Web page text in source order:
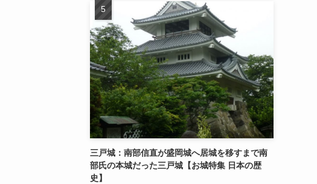
三戸城：南部信直が盛岡城へ居城を移すまで南
部氏の本城だった三戸城【お城特集 日本の歴
史】